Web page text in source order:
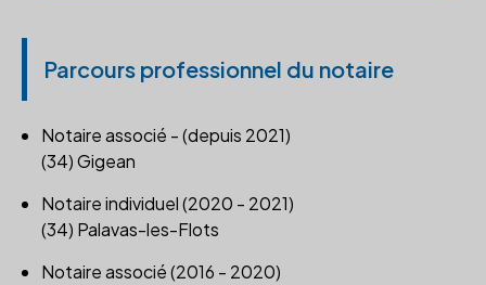
Parcours professionnel du notaire
Notaire associé - (depuis 2021)
(34) Gigean
Notaire individuel (2020 - 2021)
(34) Palavas-les-Flots
Notaire associé (2016 - 2020)